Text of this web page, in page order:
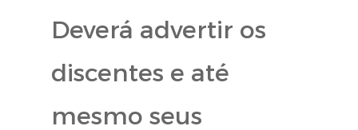
Deverá advertir os
discentes e até
mesmo seus